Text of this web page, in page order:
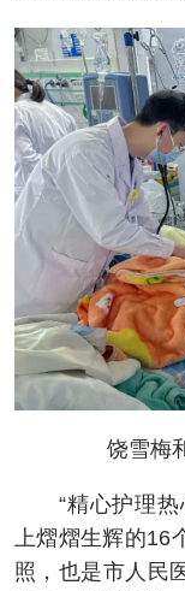
饶雪梅
“精心护理热
上熠熠生辉的
照，也是市人民